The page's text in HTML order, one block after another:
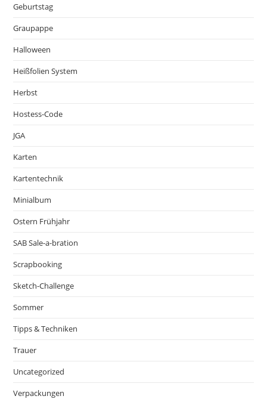
Geburtstag
Graupappe
Halloween
Heißfolien System
Herbst
Hostess-Code
JGA
Karten
Kartentechnik
Minialbum
Ostern Frühjahr
SAB Sale-a-bration
Scrapbooking
Sketch-Challenge
Sommer
Tipps & Techniken
Trauer
Uncategorized
Verpackungen